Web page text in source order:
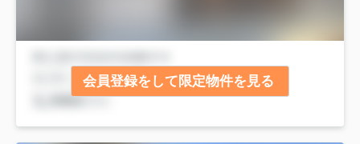
会員登録をして限定物件を見る